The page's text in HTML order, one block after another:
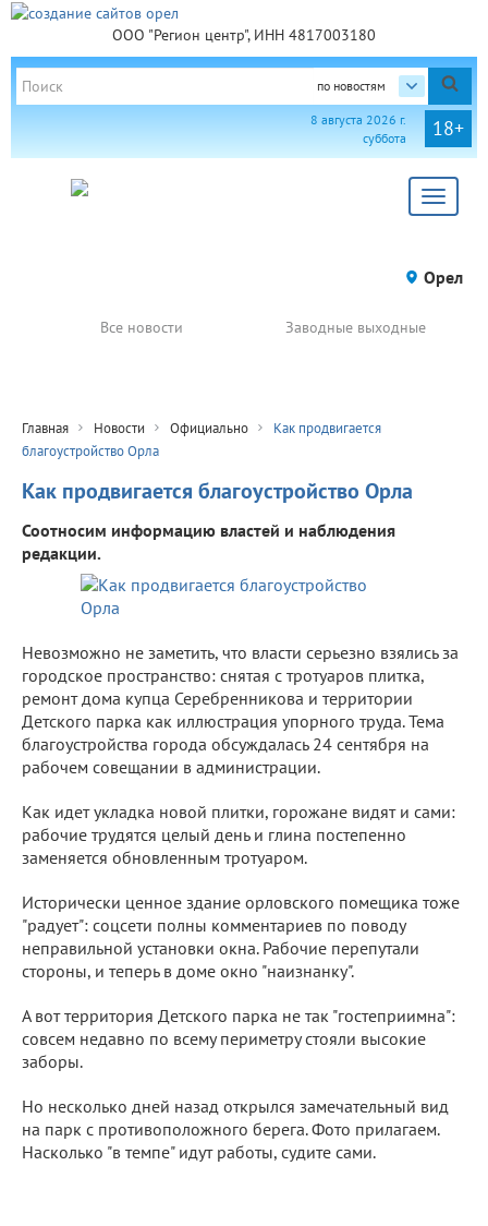
ООО "Регион центр", ИНН 4817003180
по новостям
18+
8 августа 2026 г.
суббота
Toggle
Орел
Все новости Заводные выходные
Главная Новости Официально
Как продвигается
благоустройство Орла
Как продвигается благоустройство Орла
Соотносим информацию властей и наблюдения
редакции.
Невозможно не заметить, что власти серьезно взялись за
городское пространство: снятая с тротуаров плитка,
ремонт дома купца Серебренникова и территории
Детского парка как иллюстрация упорного труда. Тема
благоустройства города обсуждалась 24 сентября на
рабочем совещании в администрации.
Как идет укладка новой плитки, горожане видят и сами:
рабочие трудятся целый день и глина постепенно
заменяется обновленным тротуаром.
Исторически ценное здание орловского помещика тоже
"радует": соцсети полны комментариев по поводу
неправильной установки окна. Рабочие перепутали
стороны, и теперь в доме окно "наизнанку".
А вот территория Детского парка не так "гостеприимна":
совсем недавно по всему периметру стояли высокие
заборы.
Но несколько дней назад открылся замечательный вид
на парк с противоположного берега. Фото прилагаем.
Насколько "в темпе" идут работы, судите сами.